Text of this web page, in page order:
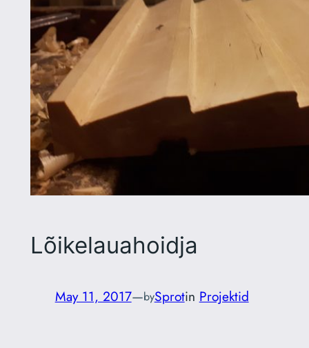
Lõikelauahoidja
May 11, 2017—bySprotin Projektid